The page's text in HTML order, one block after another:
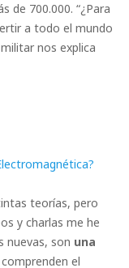
de 700.000. “¿Para
a todo el mundo
nos explica
teorías, pero
y charlas me he
nuevas, son una
el